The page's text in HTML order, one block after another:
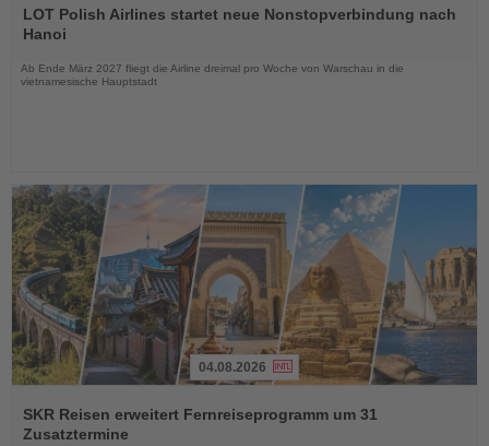
Sie
die
LOT Polish Airlines startet neue Nonstopverbindung nach
Hanoi
Ab Ende März 2027 fliegt die Airline dreimal pro Woche von Warschau in die
vietnamesische Hauptstadt
Sie
die
04.08.2026
SKR Reisen erweitert Fernreiseprogramm um 31
Zusatztermine